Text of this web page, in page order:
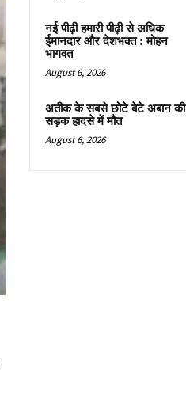
नई पीढ़ी हमारी पीढ़ी से अधिक
ईमानदार और देशभक्त : मोहन
भागवत
August 6, 2026
अतीक के सबसे छोटे बेटे अबान की
सड़क हादसे में मौत
August 6, 2026